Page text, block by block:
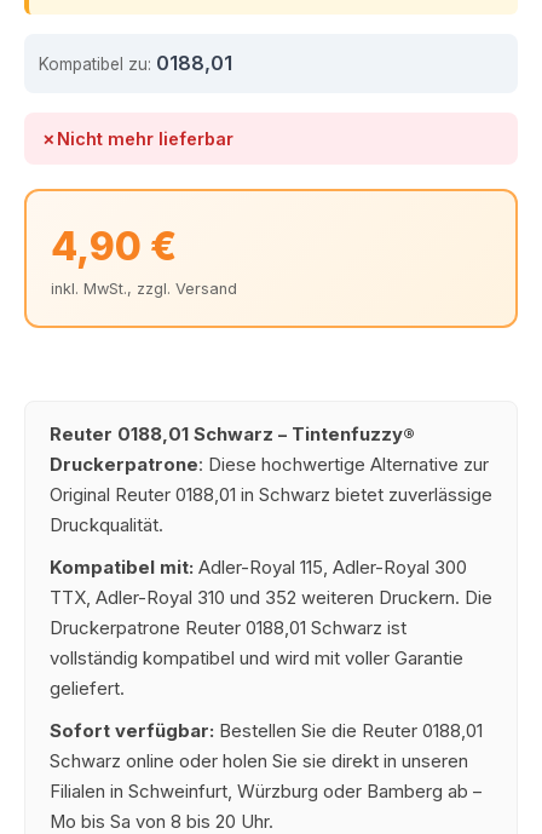
Kompatibel zu: 0188,01
✗ Nicht mehr lieferbar
4,90 €
inkl. MwSt., zzgl. Versand
Reuter 0188,01 Schwarz – Tintenfuzzy®
Druckerpatrone: Diese hochwertige Alternative zur
Original Reuter 0188,01 in Schwarz bietet zuverlässige
Druckqualität.
Kompatibel mit: Adler-Royal 115, Adler-Royal 300
TTX, Adler-Royal 310 und 352 weiteren Druckern. Die
Druckerpatrone Reuter 0188,01 Schwarz ist
vollständig kompatibel und wird mit voller Garantie
geliefert.
Sofort verfügbar: Bestellen Sie die Reuter 0188,01
Schwarz online oder holen Sie sie direkt in unseren
Filialen in Schweinfurt, Würzburg oder Bamberg ab –
Mo bis Sa von 8 bis 20 Uhr.